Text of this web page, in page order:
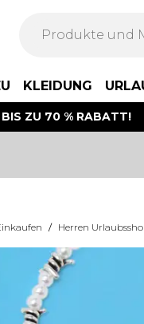
KLEIDUNG
BIS ZU 70 % RABATT!
/ Herren